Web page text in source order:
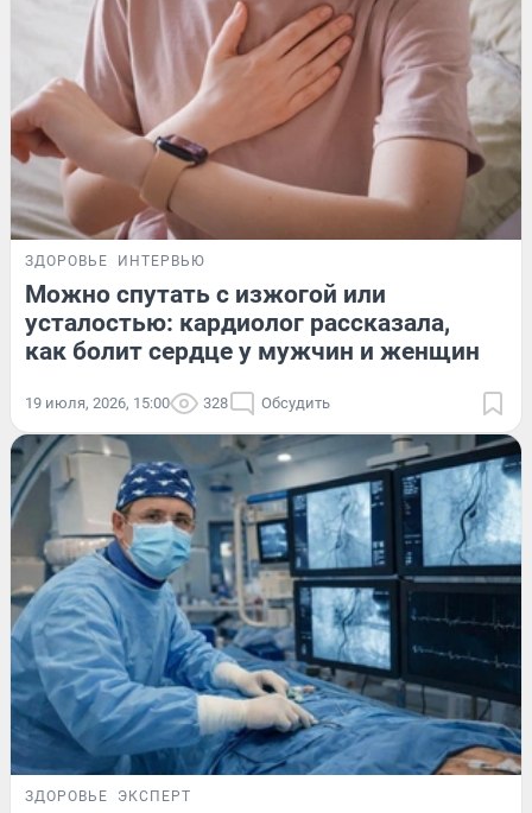
ЗДОРОВЬЕ ИНТЕРВЬЮ
Можно спутать с изжогой или
усталостью: кардиолог рассказала,
как болит сердце у мужчин и женщин
19 июля, 2026, 15:00 328 Обсудить
ЗДОРОВЬЕ ЭКСПЕРТ